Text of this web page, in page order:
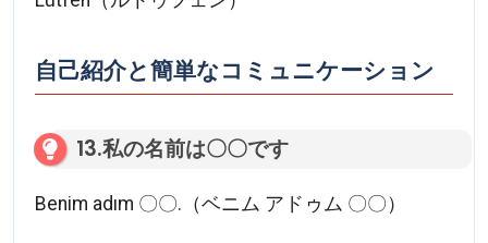
自己紹介と簡単なコミュニケーション
13.私の名前は〇〇です
Benim adım 〇〇.（ベニム アドゥム 〇〇）